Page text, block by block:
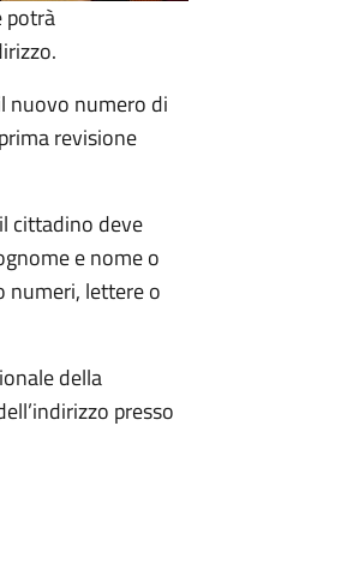
potrà
nuovo numero di
revisione
cittadino deve
e nome o
numeri, lettere o
della
presso